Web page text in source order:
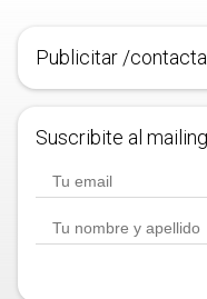
Publicitar /
Suscribite al mailing.